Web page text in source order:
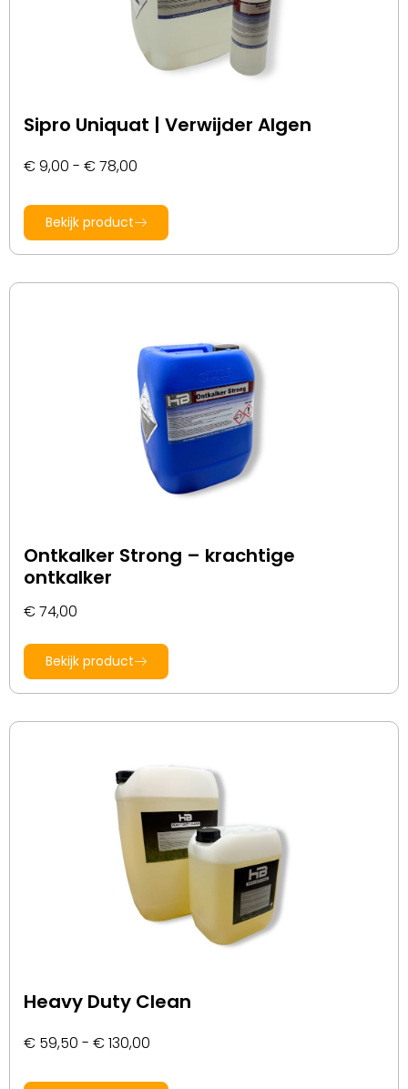
Sipro Uniquat | Verwijder Algen
€9,00 - €78,00
Bekijk product
Ontkalker Strong – krachtige
ontkalker
€74,00
Bekijk product
Heavy Duty Clean
€ 59,50 - €130,00